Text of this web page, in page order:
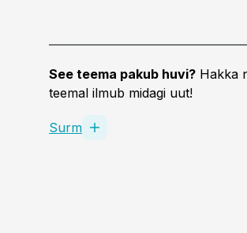
See teema pakub huvi? Hakka
teemal ilmub midagi uut!
Surm